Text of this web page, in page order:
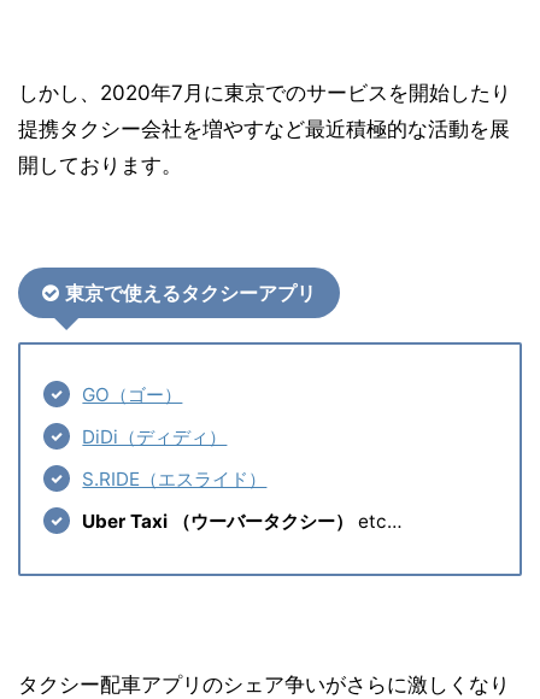
しかし、2020年7月に東京でのサービスを開始したり
提携タクシー会社を増やすなど最近積極的な活動を展
開しております。
東京で使えるタクシーアプリ
GO（ゴー）
DiDi（ディディ）
S.RIDE（エスライド）
Uber Taxi （ウーバータクシー）
etc…
タクシー配車アプリのシェア争いがさらに激しくなり